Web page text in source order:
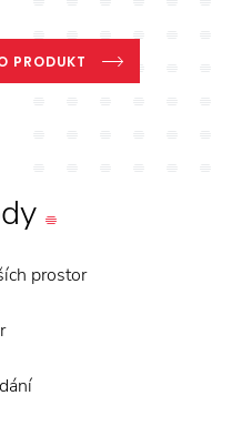
PRODUKT
prostor